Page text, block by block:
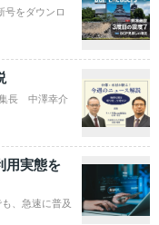
号をダウンロ
集長 中澤幸介
用実態を
、急速に普及